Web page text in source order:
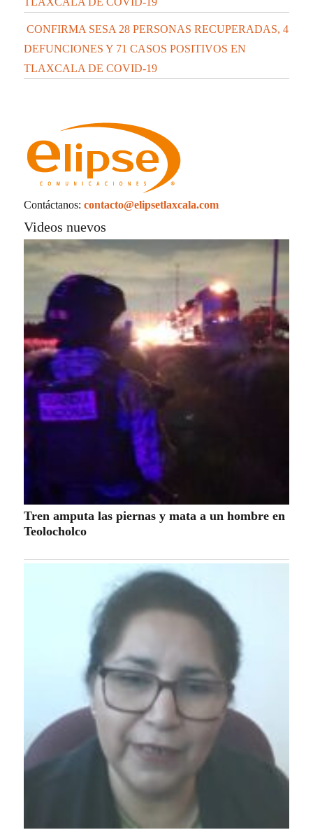
CONFIRMA SESA 28 PERSONAS RECUPERADAS, 4
DEFUNCIONES Y 71 CASOS POSITIVOS EN
TLAXCALA DE COVID-19
Contáctanos: contacto@elipsetlaxcala.com
Videos nuevos
Tren amputa las piernas y mata a un hombre en
Teolocholco